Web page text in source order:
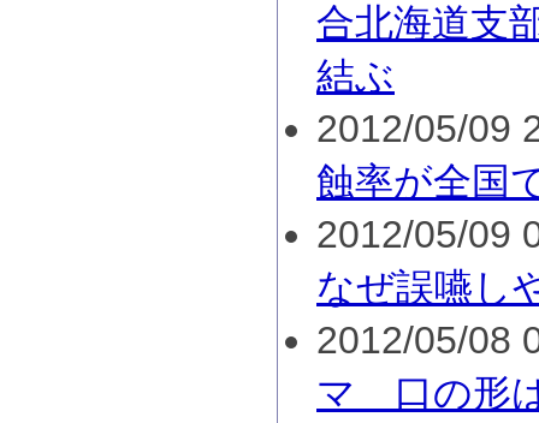
合北海道支
結ぶ
2012/05/09
蝕率が全国
2012/05/09
なぜ誤嚥し
2012/05/08
マ 口の形